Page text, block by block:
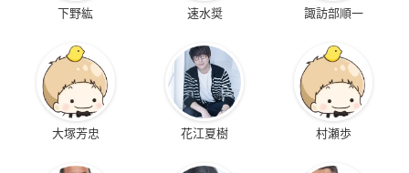
下野紘 速水奨 諏訪部順一
大塚芳忠 花江夏樹 村瀬歩